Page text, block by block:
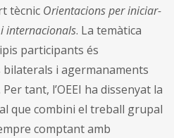
tècnic Orientacions per iniciar-
internacionals. La temàtica
participants és
bilaterals i agermanaments
tant, l’OEEI ha dissenyat la
que combini el treball grupal
comptant amb